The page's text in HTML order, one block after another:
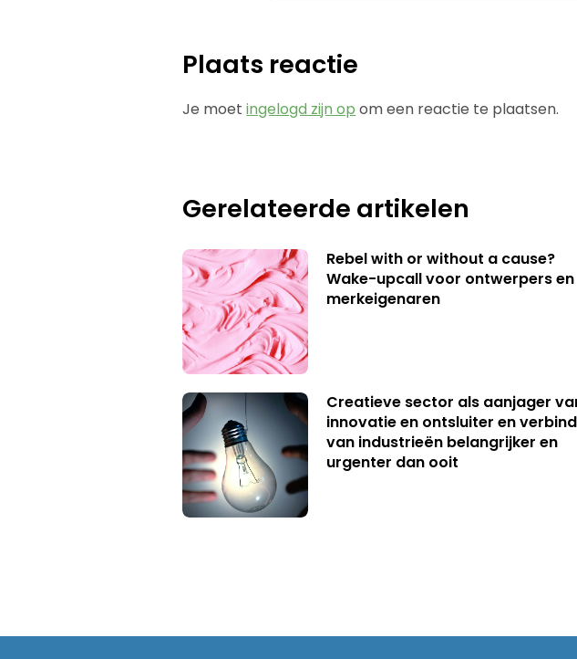
Plaats reactie
Je moetingelogd zijn op om een reactie te plaatsen.
Gerelateerde artikelen
Rebel with or without a cause?
Wake-upcall voor ontwerpers en
merkeigenaren
Creatieve sector als aanjager
innovatie en ontsluiter en
van industrieën belangrijker en
urgenter dan ooit